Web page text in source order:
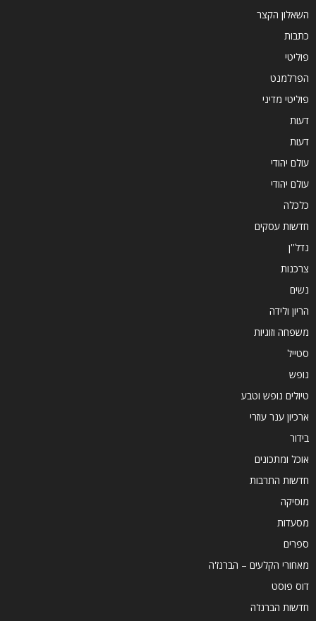
השאלון הקצר
כתבות
פוליטי
הפרלמנט
פוליטי מדיני
דעות
דעות
עולם יהודי
עולם יהודי
כלכלה
חדשות עסקים
נדל''ן
צרכנות
נשים
הריון ולידה
משפחה וזוגיות
סטייל
נופש
טיולים נופש וטבע
ארכיון ענר עוזרי
בידור
אוכל ומתכונים
חדשות התרבות
מוסיקה
מסעדות
ספרים
מאחורי הקלעים – הברנז'ה
דוס פוסט
חדשות הברנז'ה